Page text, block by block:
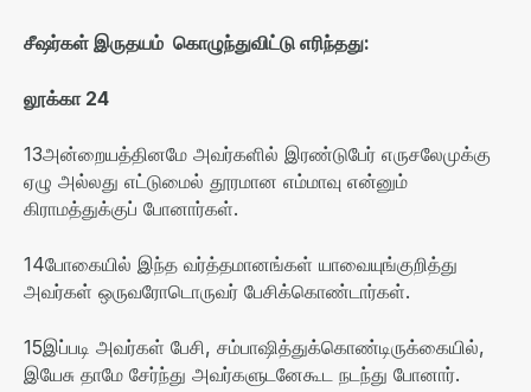
சீஷர்கள் இருதயம் கொழுந்துவிட்டு எரிந்தது:
லூக்கா24
13அன்றையத்தினமே அவர்களில் இரண்டுபேர் எருசலேமுக்கு
ஏழு அல்லது எட்டுமைல் தூரமான எம்மாவு என்னும்
கிராமத்துக்குப் போனார்கள்.
14போகையில் இந்த வர்த்தமானங்கள் யாவையுங்குறித்து
அவர்கள் ஒருவரோடொருவர் பேசிக்கொண்டார்கள்.
15இப்படி அவர்கள் பேசி, சம்பாஷித்துக்கொண்டிருக்கையில்,
இயேசு தாமே சேர்ந்து அவர்களுடனேகூட நடந்து போனார்.